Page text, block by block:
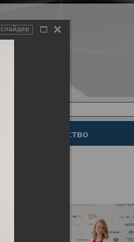
Законодательство
слайдер